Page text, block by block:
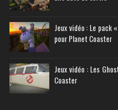
Jeux vidéo : Le pack
pour Planet Coaster
Jeux vidéo : Les
Coaster